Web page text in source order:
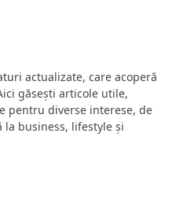
actualizate, care acoperă
găsești articole utile,
pentru diverse interese, de
la business, lifestyle și